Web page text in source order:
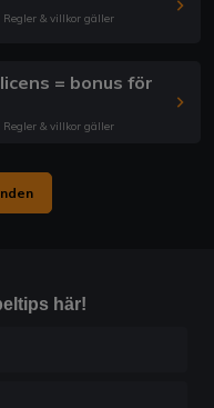
& villkor gäller
= bonus för
& villkor gäller
här!